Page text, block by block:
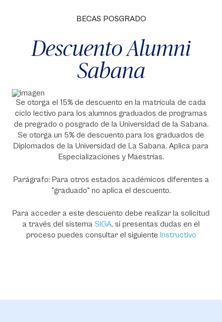
BECAS POSGRADO
Descuento Alumni
Sabana
Se otorga el 15% de descuento en la matrícula de cada
ciclo lectivo para los alumnos graduados de programas
de pregrado o posgrado de la Universidad de la Sabana.
Se otorga un 5% de descuento para los graduados de
Diplomados de la Universidad de La Sabana. Aplica para
Especializaciones y Maestrías.
Parágrafo: Para otros estados académicos diferentes a
"graduado" no aplica el descuento.
Para acceder a este descuento debe realizar la solicitud
a través del sistema SIGA, si presentas dudas en el
proceso puedes consultar el siguiente Instructivo